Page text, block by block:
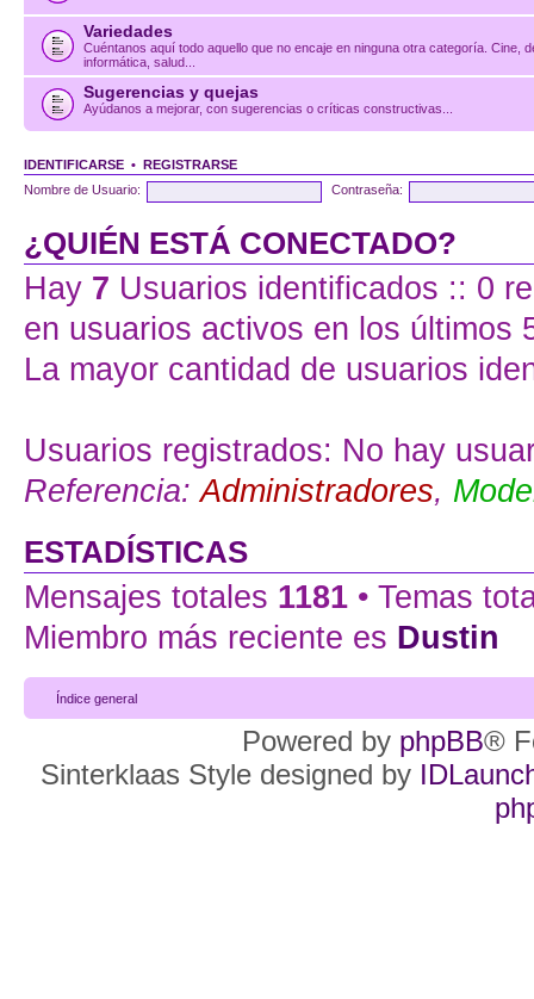
Variedades
Cuéntanos aquí todo aquello que no encaje en ninguna otra categoría. Cine,
informática, salud...
Sugerencias y quejas
Ayúdanos a mejorar, con sugerencias o críticas constructivas...
IDENTIFICARSE • REGISTRARSE
Nombre de Usuario:
Contraseña:
¿QUIÉN ESTÁ CONECTADO?
Hay 7 Usuarios identificados :: 0
en usuarios activos en los últimos
La mayor cantidad de usuarios
Usuarios registrados: No hay
Referencia:Administradores,
ESTADÍSTICAS
Mensajes totales 1181 • Temas
Miembro más reciente es Dustin
Índice general
Powered by phpBB®
Sinterklaas Style designed by